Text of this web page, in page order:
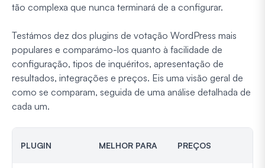
tão complexa que nunca terminará de a configurar.
Testámos dez dos plugins de votação WordPress mais
populares e comparámo-los quanto à facilidade de
configuração, tipos de inquéritos, apresentação de
resultados, integrações e preços. Eis uma visão geral de
como se comparam, seguida de uma análise detalhada de
cada um.
PLUGIN MELHOR PARA PREÇOS